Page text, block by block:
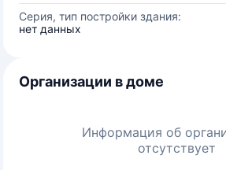
Серия, тип постройки здания:
нет данных
Организации в доме
Информация об
отсутствует